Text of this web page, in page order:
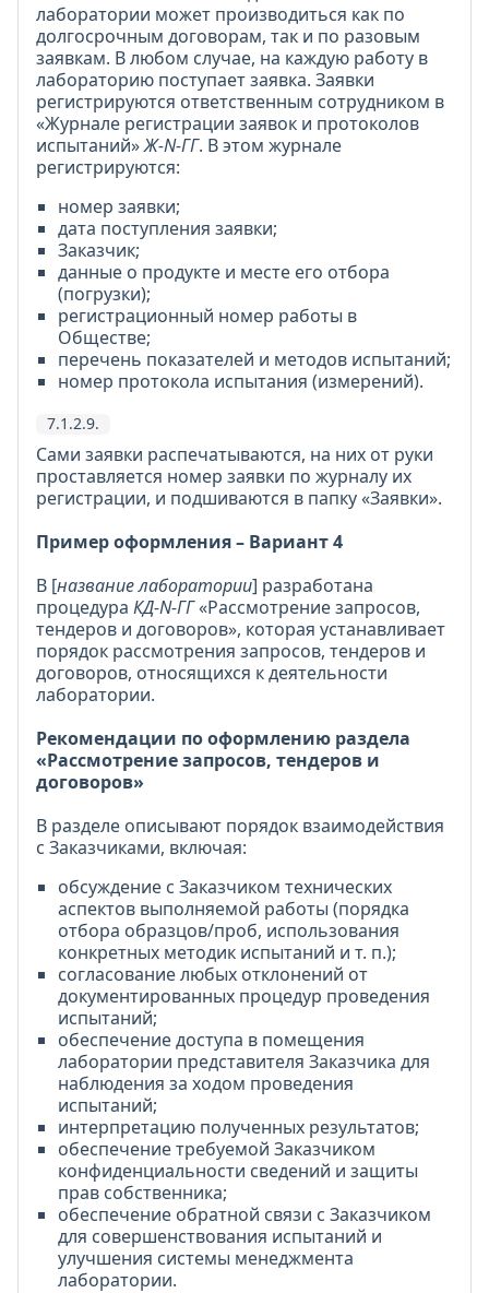
лаборатории может производиться как по
долгосрочным договорам, так и по разовым
заявкам. В любом случае, на каждую работу в
лабораторию поступает заявка. Заявки
регистрируются ответственным сотрудником в
«Журнале регистрации заявок и протоколов
испытаний»Ж-N-ГГ. В этом журнале
регистрируются:
номер заявки;
дата поступления заявки;
Заказчик;
данные о продукте и месте его отбора
(погрузки);
регистрационный номер работы в
Обществе;
перечень показателей и методов испытаний;
номер протокола испытания (измерений).
7.1.2.9.
Сами заявки распечатываются, на них от руки
проставляется номер заявки по журналу их
регистрации, и подшиваются в папку «Заявки».
Пример оформления – Вариант 4
В [название лаборатории] разработана
процедура КД-N-ГГ«Рассмотрение запросов,
тендеров и договоров», которая устанавливает
порядок рассмотрения запросов, тендеров и
договоров, относящихся к деятельности
лаборатории.
Рекомендации по оформлению раздела
«Рассмотрение запросов, тендеров и
договоров»
В разделе описывают порядок взаимодействия
с Заказчиками, включая:
обсуждение с Заказчиком технических
аспектов выполняемой работы (порядка
отбора образцов/проб, использования
конкретных методик испытаний и т. п.);
согласование любых отклонений от
документированных процедур проведения
испытаний;
обеспечение доступа в помещения
лаборатории представителя Заказчика для
наблюдения за ходом проведения
испытаний;
интерпретацию полученных результатов;
обеспечение требуемой Заказчиком
конфиденциальности сведений и защиты
прав собственника;
обеспечение обратной связи с Заказчиком
для совершенствования испытаний и
улучшения системы менеджмента
лаборатории.